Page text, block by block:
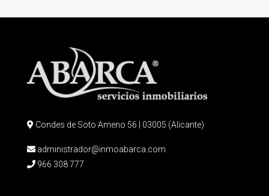
Condes de Soto Ameno 56 | 03005 (Alicante)
administrador@inmoabarca.com
966 308 777